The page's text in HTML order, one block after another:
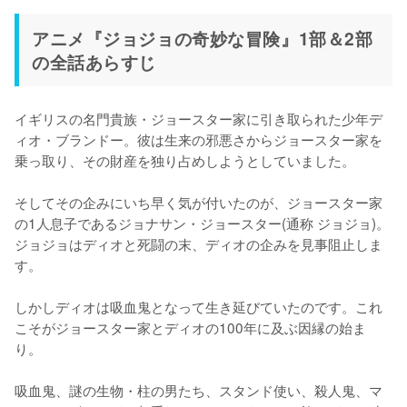
アニメ『ジョジョの奇妙な冒険』1部＆2部
の全話あらすじ
イギリスの名門貴族・ジョースター家に引き取られた少年デ
ィオ・ブランドー。彼は生来の邪悪さからジョースター家を
乗っ取り、その財産を独り占めしようとしていました。
そしてその企みにいち早く気が付いたのが、ジョースター家
の1人息子であるジョナサン・ジョースター(通称 ジョジョ)。
ジョジョはディオと死闘の末、ディオの企みを見事阻止しま
す。
しかしディオは吸血鬼となって生き延びていたのです。これ
こそがジョースター家とディオの100年に及ぶ因縁の始ま
り。
吸血鬼、謎の生物・柱の男たち、スタンド使い、殺人鬼、マ